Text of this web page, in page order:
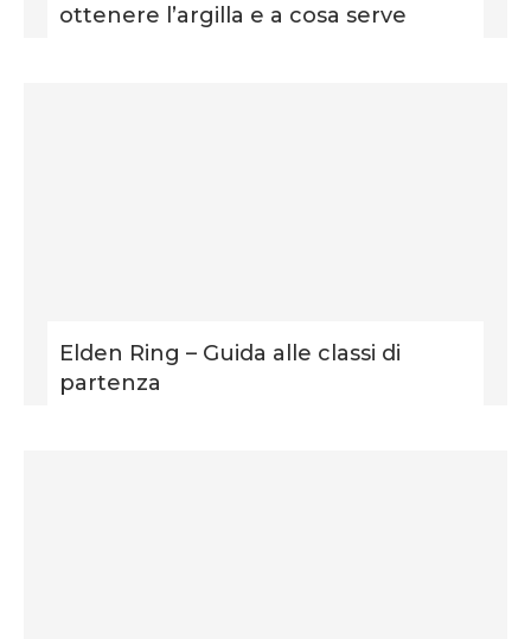
ottenere l’argilla e a cosa serve
Elden Ring – Guida alle classi di
partenza